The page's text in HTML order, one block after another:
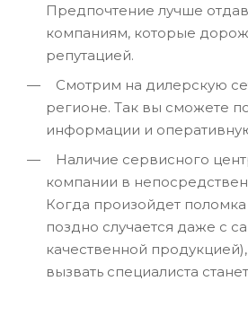
Предпочтение лучше
компаниям, которые
репутацией.
Смотрим на дилерскую
регионе. Так вы сможете
информации и
Наличие сервисного
компании в
Когда произойдет поломка
поздно случается даже с
качественной
вызвать специалиста